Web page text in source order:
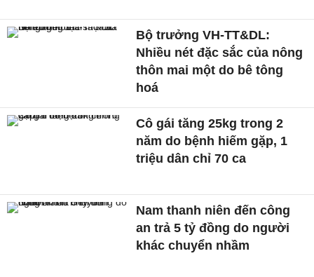
Bộ trưởng VH-TT&DL:
Nhiều nét đặc sắc của nông
thôn mai một do bê tông
hoá
Cô gái tăng 25kg trong 2
năm do bệnh hiếm gặp, 1
triệu dân chỉ 70 ca
Nam thanh niên đến công
an trả 5 tỷ đồng do người
khác chuyển nhầm